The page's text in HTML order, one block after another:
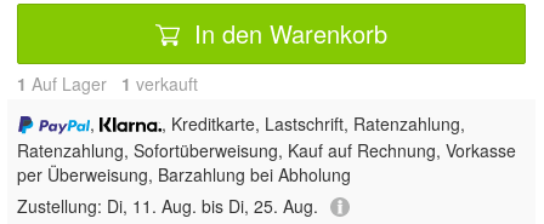
In den Warenkorb
1 Auf Lager 1 verkauft
,
, Kreditkarte, Lastschrift, Ratenzahlung,
Ratenzahlung, Sofortüberweisung, Kauf auf Rechnung, Vorkasse
per Überweisung, Barzahlung bei Abholung
Zustellung: Di, 11. Aug. bis Di, 25. Aug.